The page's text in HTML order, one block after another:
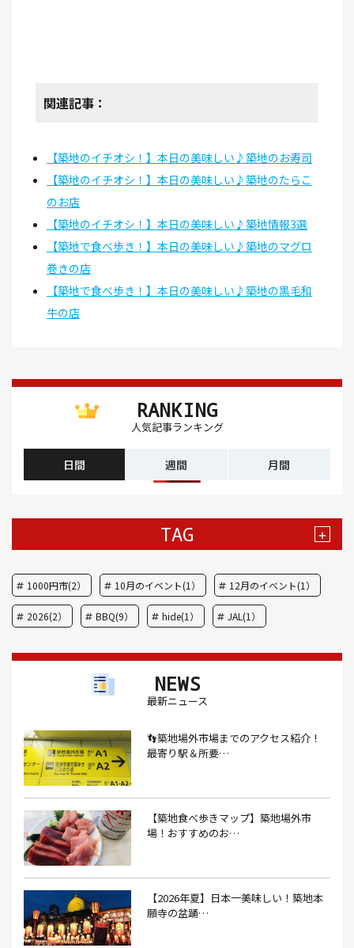
関連記事：
【築地のイチオシ！】本日の美味しい♪築地のお寿司
【築地のイチオシ！】本日の美味しい♪築地のたらこ
のお店
【築地のイチオシ！】本日の美味しい♪築地情報3選
【築地で食べ歩き！】本日の美味しい♪築地のマグロ
巻きの店
【築地で食べ歩き！】本日の美味しい♪築地の黒毛和
牛の店
RANKING
人気記事ランキング
日間 週間 月間
TAG +
1000円市(2） 10月のイベント(1） 12月のイベント(1）
2026(2） BBQ(9） hide(1） JAL(1）
アイスクリーム(1） アイスクリーム店(1）
アジフライ(1） アド街(3）
あなごめし(1） アパート探し(1） アルバイト(1）
アンテナショップ(1）
いくら(1） イタリアン(6） イタリアンバル(1）
イタリアンレストラン(1） イタリアン料理(4）
イチゴジャム(1） イベント(9）
イベント2026(1） いわし(1） ウェットティッシュ(1）
うなぎ(10） うなぎ屋(2）
NEWS
最新ニュース
👣築地場外市場までのアクセス紹介！
最寄り駅＆所要…
【築地食べ歩きマップ】築地場外市
場！おすすめのお…
【2026年夏】日本一美味しい！築地本
願寺の盆踊…